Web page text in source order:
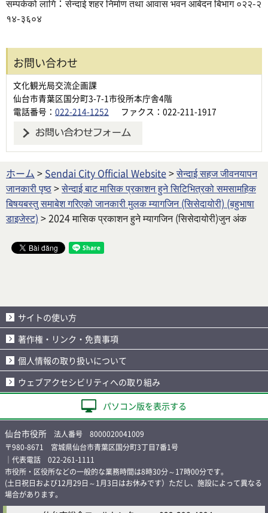
१४-३६०४
お問い合わせ
文化観光局交流企画課
仙台市青葉区国分町3-7-1市役所本庁舎4階
電話番号： 022-214-1252 ファクス：022-211-1917
ホーム > Sendai City Official Website>सेन्दाई सहज जीवनयापन
जानकारी पृष्ठ>सेन्दाई बाट मासिक प्रकाशन हुने सिटिभित्रको समसामहिक
बिषयबस्तु समाबेश गरिएको जानकारी मुलक म्यागजिन (सिसेदायोरी) (बहुभाषा
डाइजेस्ट) > 2024 मासिक प्रकाशन हुने म्यागजिन (सिसेदायोरी)जुन अंक
サイトの使い方
著作権・リンク・免責事項
個人情報の取り扱いについて
ウェブアクセシビリティへの取り組み
パソコン版を表示する
仙台市役所 法人番号 8000020041009
〒980-8671 宮城県仙台市青葉区国分町3丁目7番1号
｜代表電話 022-261-1111
市役所・区役所などの一般的な業務時間は8時30分～17時00分です。
(土日祝日および12月29日～1月3日はお休みです）ただし、施設によって異なる
場合があります。